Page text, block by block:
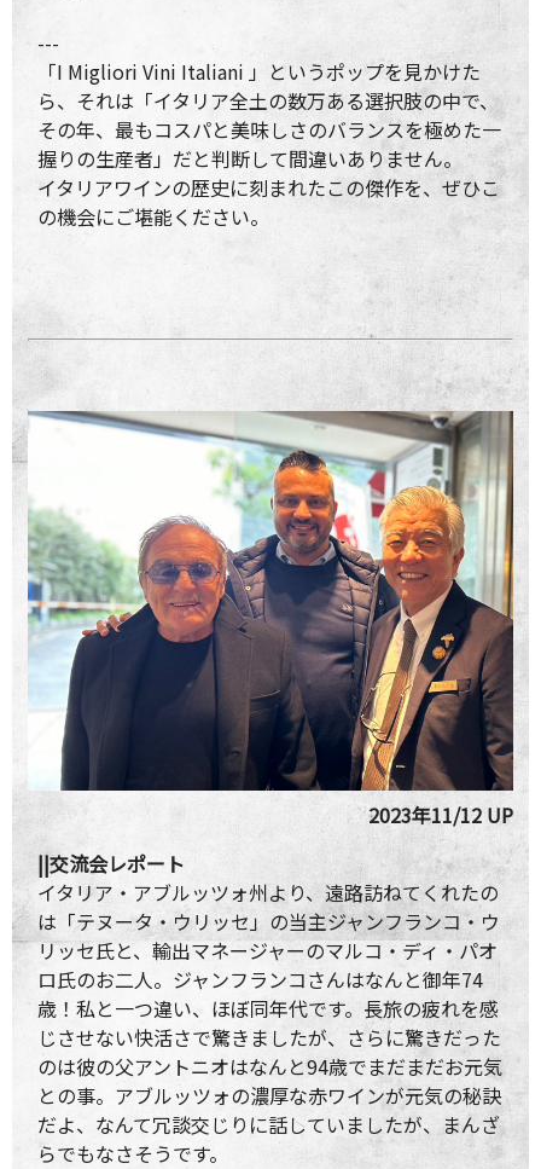
---
「I Migliori Vini Italiani 」というポップを見かけた
ら、それは「イタリア全土の数万ある選択肢の中で、
その年、最もコスパと美味しさのバランスを極めた一
握りの生産者」だと判断して間違いありません。
イタリアワインの歴史に刻まれたこの傑作を、ぜひこ
の機会にご堪能ください。
2023年11/12 UP
||交流会レポート
イタリア・アブルッツォ州より、遠路訪ねてくれたの
は「テヌータ・ウリッセ」の当主ジャンフランコ・ウ
リッセ氏と、輸出マネージャーのマルコ・ディ・パオ
ロ氏のお二人。ジャンフランコさんはなんと御年74
歳！私と一つ違い、ほぼ同年代です。長旅の疲れを感
じさせない快活さで驚きましたが、さらに驚きだった
のは彼の父アントニオはなんと94歳でまだまだお元気
との事。アブルッツォの濃厚な赤ワインが元気の秘訣
だよ、なんて冗談交じりに話していましたが、まんざ
らでもなさそうです。